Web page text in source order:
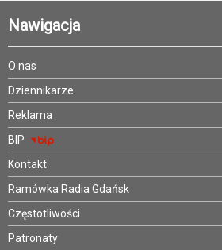
Nawigacja
O nas
Dziennikarze
Reklama
BIP
Kontakt
Ramówka Radia Gdańsk
Częstotliwości
Patronaty